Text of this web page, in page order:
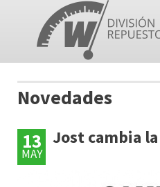
A
R
N
S
Novedades
13
MAY
Jost cambia
P
á